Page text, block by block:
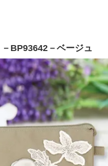
BP93642－ベージュ